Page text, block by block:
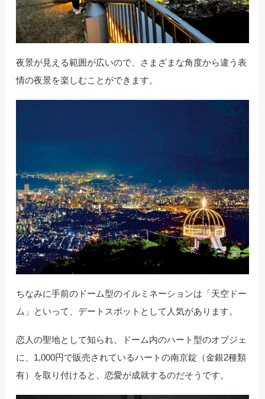
夜景が見える範囲が広いので、さまざまな角度から違う表
情の夜景を楽しむことができます。
ちなみに手前のドーム型のイルミネーションは「天空ドー
ム」といって、デートスポットとして人気があります。
恋人の聖地として知られ、ドーム内のハート型のオブジェ
に、1,000円で販売されているハートの南京錠（金銀2種類
有）を取り付けると、恋愛が成就するのだそうです。